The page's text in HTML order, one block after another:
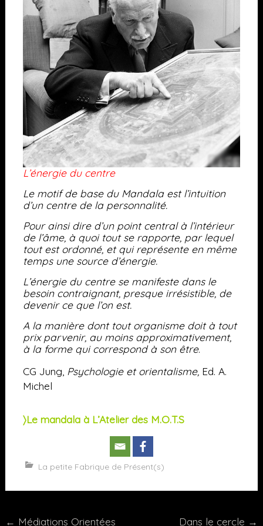
L’énergie du centre
Le motif de base du Mandala est l’intuition
d’un centre de la personnalité.
Pour ainsi dire d’un point central à l’intérieur
de l’âme, à quoi tout se rapporte, par lequel
tout est ordonné, et qui représente en même
temps une source d’énergie.
L’énergie du centre se manifeste dans le
besoin contraignant, presque irrésistible, de
devenir ce que l’on est.
A la manière dont tout organisme doit à tout
prix parvenir, au moins approximativement,
à la forme qui correspond à son être.
CG Jung, Psychologie et orientalisme, Ed. A.
Michel
〉Le mandala à L’Atelier des M.O.T.S
La petite Fabrique de Présent(s)
← Médiations Orientées Dans le cercle →